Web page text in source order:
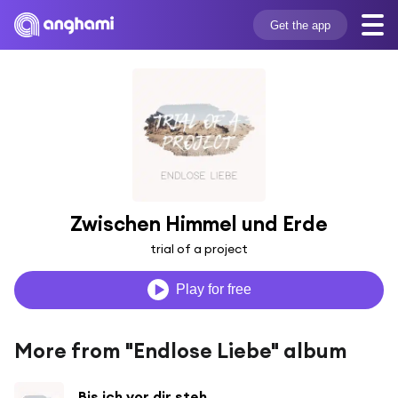
Get the app
Zwischen Himmel und Erde
trial of a project
Play for free
More from "Endlose Liebe" album